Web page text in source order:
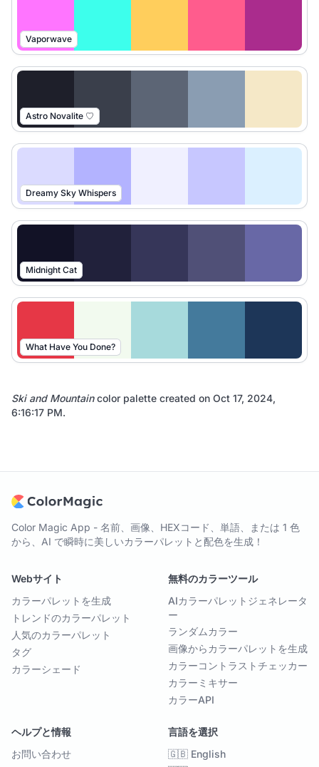
Vaporwave
Astro Novalite ♡
Dreamy Sky Whispers
Midnight Cat
What Have You Done?
Ski and Mountaincolor palette created on Oct 17, 2024,
6:16:17 PM.
Color Magic App - 名前、画像、HEXコード、単語、または 1 色
から、AI で瞬時に美しいカラーパレットと配色を生成！
Webサイト
カラーパレットを生成
トレンドのカラーパレット
人気のカラーパレット
タグ
カラーシェード
無料のカラーツール
AIカラーパレットジェネレータ
ー
ランダムカラー
画像からカラーパレットを生成
カラーコントラストチェッカー
カラーミキサー
カラーAPI
ヘルプと情報
お問い合わせ
言語を選択
🇬🇧 English